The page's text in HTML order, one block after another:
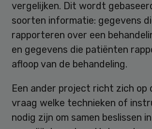
vergelijken. Dit wordt
soorten informatie: gegevens
rapporteren over een
en gegevens die patiënten
afloop van de behandeling.
Een ander project richt zich op
vraag welke technieken of
nodig zijn om samen beslissen